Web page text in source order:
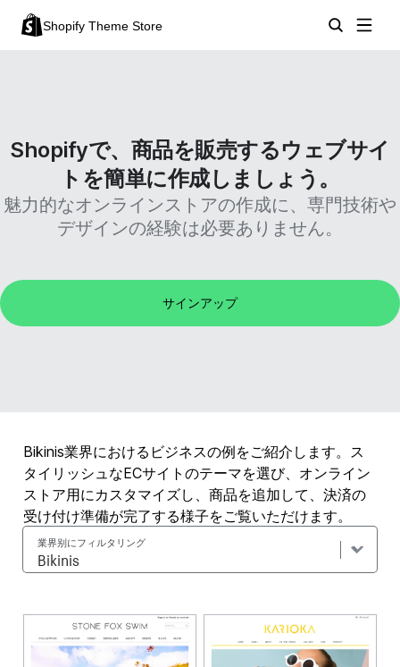
Shopify Theme Store
Shopifyで、商品を販売するウェブサイ
トを簡単に作成しましょう。
魅力的なオンラインストアの作成に、専門技術や
デザインの経験は必要ありません。
サインアップ
Bikinis業界におけるビジネスの例をご紹介します。ス
タイリッシュなECサイトのテーマを選び、オンライン
ストア用にカスタマイズし、商品を追加して、決済の
受け付け準備が完了する様子をご覧いただけます。
業界别にフィルタリング